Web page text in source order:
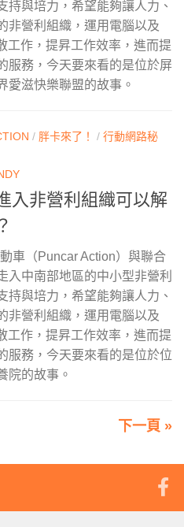
持與培力，希望能夠讓人力、
非營利組織，運用電腦以及
工作，提昇工作效率，進而提
服務，今天要來看的是位於屏
愛滋快樂聯盟的故事。
/ 胖卡來了！ / 行動網路秘
入非營利組織可以解
車（Puncar Action）與聯合
入中南部地區的中小型非營利
持與培力，希望能夠讓人力、
非營利組織，運用電腦以及
工作，提昇工作效率，進而提
服務，今天要來看的是位於位
院的故事。
下一頁 »